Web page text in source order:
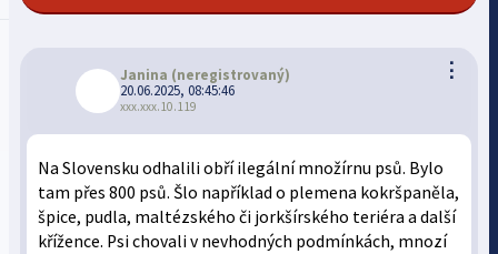
⋮
Janina (neregistrovaný)
20.06.2025, 08:45:46
xxx.xxx.10.119
Na Slovensku odhalili obří ilegální množírnu psů. Bylo
tam přes 800 psů. Šlo například o plemena kokršpaněla,
špice, pudla, maltézského či jorkšírského teriéra a další
křížence. Psi chovali v nevhodných podmínkách, mnozí